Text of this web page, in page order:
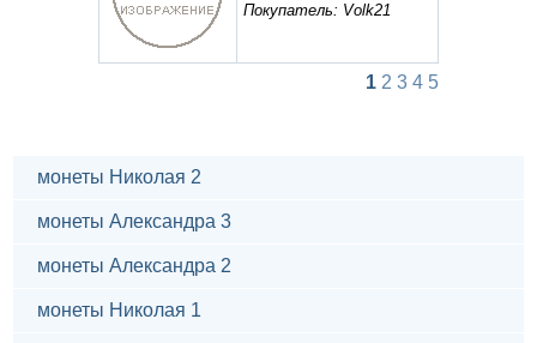
Покупатель: Volk21
1 2 3 4 5
монеты Николая 2
монеты Александра 3
монеты Александра 2
монеты Николая 1